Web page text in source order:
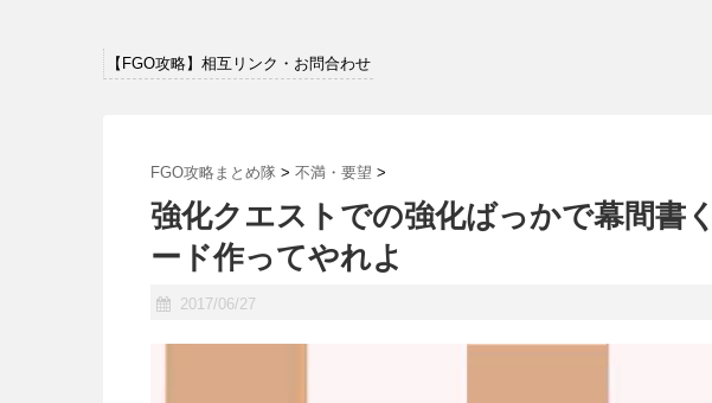
【FGO攻略】相互リンク・お問合わせ
FGO攻略まとめ隊 > 不満・要望 >
強化クエストでの強化ばっかで幕間書
ード作ってやれよ
2017/06/27